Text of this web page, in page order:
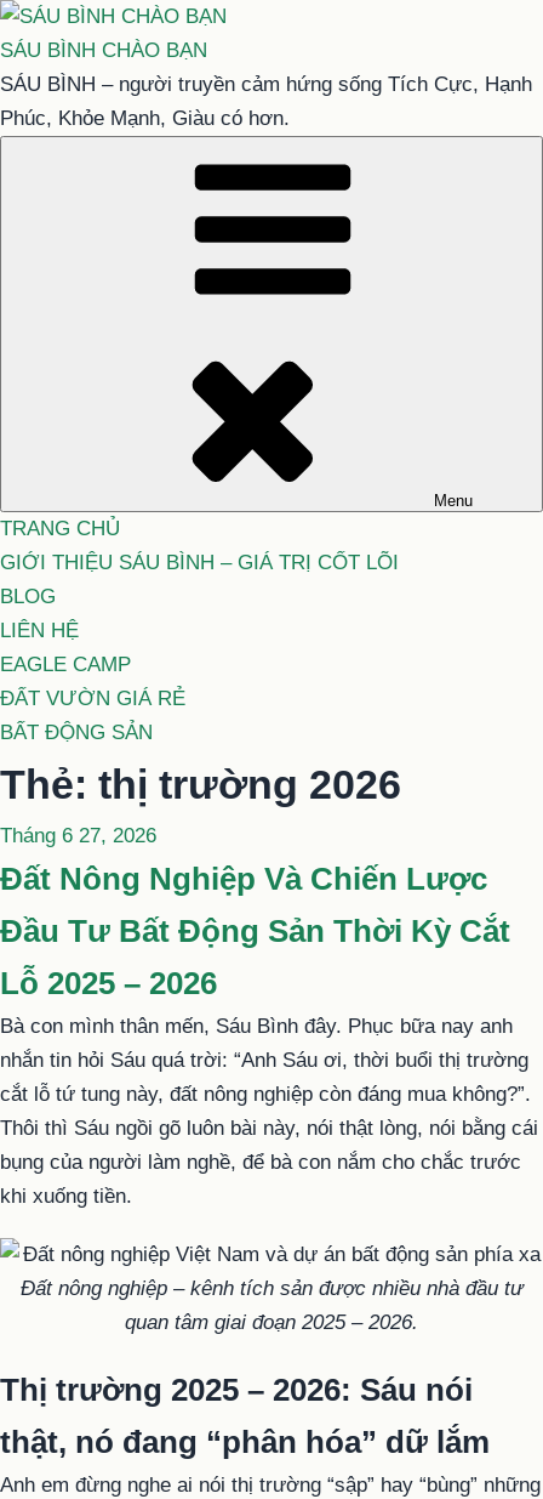
Chuyển
đến
phần
nội
SÁU BÌNH CHÀO BẠN
SÁU BÌNH – người truyền cảm hứng sống Tích Cực, Hạnh
Phúc, Khỏe Mạnh, Giàu có hơn.
Menu
TRANG CHỦ
GIỚI THIỆU SÁU BÌNH – GIÁ TRỊ CỐT LÕI
BLOG
LIÊN HỆ
EAGLE CAMP
ĐẤT VƯỜN GIÁ RẺ
BẤT ĐỘNG SẢN
Thẻ: thị trường 2026
Đăng
trong
Tháng 6 27, 2026
Đất Nông Nghiệp Và Chiến Lược
Đầu Tư Bất Động Sản Thời Kỳ Cắt
Lỗ 2025 – 2026
Bà con mình thân mến, Sáu Bình đây. Phục bữa nay anh
nhắn tin hỏi Sáu quá trời: “Anh Sáu ơi, thời buổi thị trường
cắt lỗ tứ tung này, đất nông nghiệp còn đáng mua không?”.
Thôi thì Sáu ngồi gõ luôn bài này, nói thật lòng, nói bằng cái
bụng của người làm nghề, để bà con nắm cho chắc trước
khi xuống tiền.
Đất nông nghiệp – kênh tích sản được nhiều nhà đầu tư
quan tâm giai đoạn 2025 – 2026.
Thị trường 2025 – 2026: Sáu nói
thật, nó đang “phân hóa” dữ lắm
Anh em đừng nghe ai nói thị trường “sập” hay “bùng” những